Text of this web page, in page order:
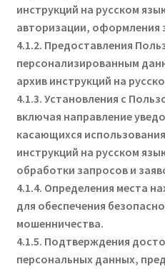
инструкций на русском
авторизации, оформления
4.1.2. Предоставления
персонализированным
архив инструкций на
4.1.3. Установления с
включая направление
касающихся
инструкций на русском
обработки запросов и
4.1.4. Определения места
для обеспечения
мошенничества.
4.1.5. Подтверждения
персональных данных,